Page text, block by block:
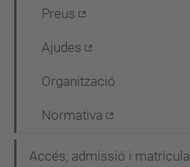
Preus
Ajudes
Organització
Normativa
Accés, admissió i matrícula